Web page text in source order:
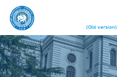
(Old version)